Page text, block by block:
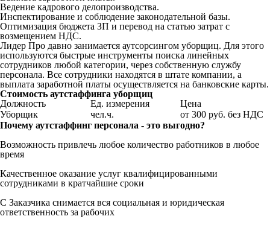
Ведение кадрового делопроизводства.
Инспектирование и соблюдение законодательной базы.
Оптимизация бюджета ЗП и перевод на статью затрат с
возмещением НДС.
Лидер Про давно занимается аутсорсингом уборщиц. Для этого
используются быстрые инструменты поиска линейных
сотрудников любой категории, через собственную службу
персонала. Все сотрудники находятся в штате компании, а
выплата заработной платы осуществляется на банковские карты.
Стоимость аутстаффинга уборщиц
Должность
Ед. измерения
Цена
Уборщик
чел.ч.
от 300 руб. без НДС
Почему аутстаффинг персонала - это выгодно?
Возможность привлечь любое количество работников в любое
время
Качественное оказание услуг квалифицированными
сотрудниками в кратчайшие сроки
С Заказчика снимается вся социальная и юридическая
ответственность за рабочих